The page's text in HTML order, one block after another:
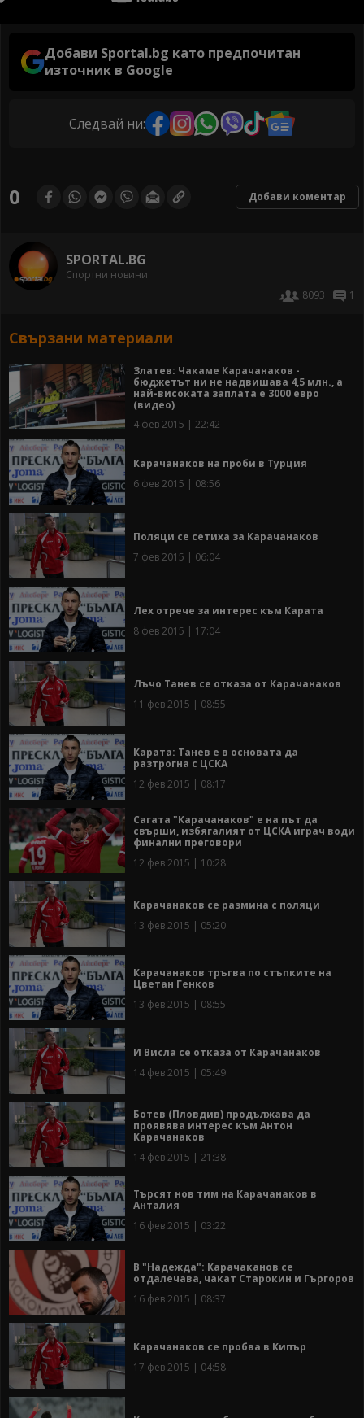
Добави Sportal.bg като предпочитан
източник в Google
Следвай ни:
0 Добави коментар
SPORTAL.BG
Спортни новини
8093
1
Свързани материали
Златев: Чакаме Карачанаков -
бюджетът ни не надвишава 4,5 млн., а
най-високата заплата е 3000 евро
(видео)
4 фев 2015 | 22:42
Карачанаков на проби в Турция
6 фев 2015 | 08:56
Поляци се сетиха за Карачанаков
7 фев 2015 | 06:04
Лех отрече за интерес към Карата
8 фев 2015 | 17:04
Лъчо Танев се отказа от Карачанаков
11 фев 2015 | 08:55
Карата: Танев е в основата да
разтрогна с ЦСКА
12 фев 2015 | 08:17
Сагата "Карачанаков" е на път да
свърши, избягалият от ЦСКА играч води
финални преговори
12 фев 2015 | 10:28
Карачанаков се размина с поляци
13 фев 2015 | 05:20
Карачанаков тръгва по стъпките на
Цветан Генков
13 фев 2015 | 08:55
И Висла се отказа от Карачанаков
14 фев 2015 | 05:49
Ботев (Пловдив) продължава да
проявява интерес към Антон
Карачанаков
14 фев 2015 | 21:38
Търсят нов тим на Карачанаков в
Анталия
16 фев 2015 | 03:22
В "Надежда": Карачаканов се
отдалечава, чакат Старокин и Гъргоров
16 фев 2015 | 08:37
Карачанаков се пробва в Кипър
17 фев 2015 | 04:58